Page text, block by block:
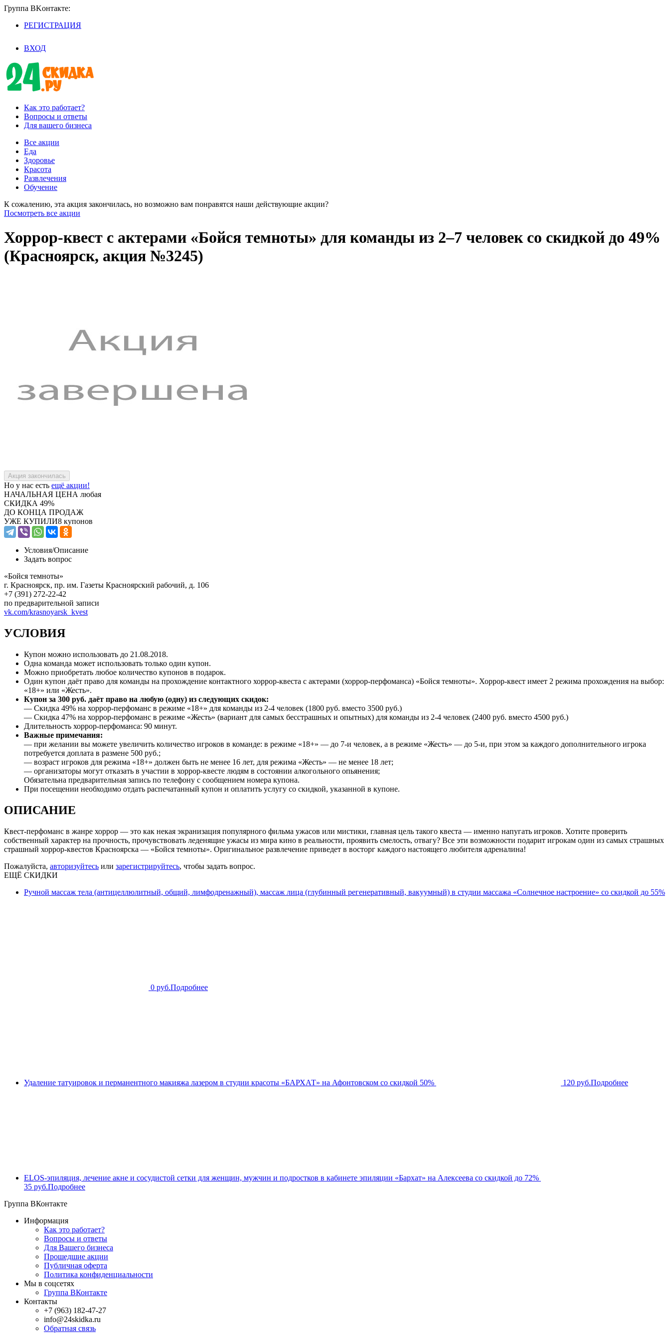
Группа BKoнтaктe:
РЕГИСТРАЦИЯ
ВХОД
Как это работает?
Вопросы и ответы
Для вашего бизнеса
Все акции
Еда
Здоровье
Красота
Развлечения
Обучение
К сожалению, эта акция закончилась, но возможно вам понравятся наши действующие акции?
Посмотреть все акции
Хоррор-квест с актерами «Бойся темноты» для команды из 2–7 человек со скидкой до 49%
(Красноярск, акция №3245)
Но у нас есть ещё акции!
НАЧАЛЬНАЯ ЦЕНА любая
СКИДКА 49%
ДО КОНЦА ПРОДАЖ
УЖЕ КУПИЛИ8 купонов
Условия/Описание
Задать вопрос
«Бойся темноты»
г. Красноярск, пр. им. Газеты Красноярский рабочий, д. 106
+7 (391) 272-22-42
по предварительной записи
vk.com/krasnoyarsk_kvest
УСЛОВИЯ
Купон можно использовать до 21.08.2018.
Одна команда может использовать только один купон.
Можно приобретать любое количество купонов в подарок.
Один купон даёт право для команды на прохождение контактного хоррор-квеста с актерами (хоррор-перфоманса) «Бойся темноты». Хоррор-квест имеет 2 режима прохождения на выбор:
«18+» или «Жесть».
Купон за 300 руб. даёт право на любую (одну) из следующих скидок:
— Скидка 49% на хоррор-перфоманс в режиме «18+» для команды из 2-4 человек (1800 руб. вместо 3500 руб.)
— Скидка 47% на хоррор-перфоманс в режиме «Жесть» (вариант для самых бесстрашных и опытных) для команды из 2-4 человек (2400 руб. вместо 4500 руб.)
Длительность хоррор-перфоманса: 90 минут.
Важные примечания:
— при желании вы можете увеличить количество игроков в команде: в режиме «18+» — до 7-и человек, а в режиме «Жесть» — до 5-и, при этом за каждого дополнительного игрока
потребуется доплата в размене 500 руб.;
— возраст игроков для режима «18+» должен быть не менее 16 лет, для режима «Жесть» — не менее 18 лет;
— организаторы могут отказать в участии в хоррор-квесте людям в состоянии алкогольного опьянения;
Обязательна предварительная запись по телефону с сообщением номера купона.
При посещении необходимо отдать распечатанный купон и оплатить услугу со скидкой, указанной в купоне.
ОПИСАНИЕ
Квест-перфоманс в жанре хоррор — это как некая экранизация популярного фильма ужасов или мистики, главная цель такого квеста — именно напугать игроков. Хотите проверить
собственный характер на прочность, прочувствовать леденящие ужасы из мира кино в реальности, проявить смелость, отвагу? Все эти возможности подарит игрокам один из самых страшных
страшный хоррор-квестов Красноярска — «Бойся темноты». Оригинальное развлечение приведет в восторг каждого настоящего любителя адреналина!
Пожалуйста, авторизуйтесь или зарегистрируйтесь, чтобы задать вопрос.
ЕЩЁ СКИДКИ
Ручной массаж тела (антицеллюлитный, общий, лимфодренажный), массаж лица (глубинный регенеративный, вакуумный) в студии массажа «Солнечное настроение» со скидкой до 55%
0 руб.Подробнее
Удаление татуировок и перманентного макияжа лазером в студии красоты «БАРХАТ» на Афонтовском со скидкой 50% 120 руб.Подробнее
ELOS-эпиляция, лечение акне и сосудистой сетки для женщин, мужчин и подростков в кабинете эпиляции «Бархат» на Алексеева со скидкой до 72%
35 руб.Подробнее
Группа ВКонтакте
Информация
Как это работает?
Вопросы и ответы
Для Вашего бизнеса
Прошедшие акции
Публичная оферта
Политика конфиденциальности
Мы в соцсетях
Группа ВКонтакте
Контакты
+7 (963) 182-47-27
info@24skidka.ru
Обратная связь